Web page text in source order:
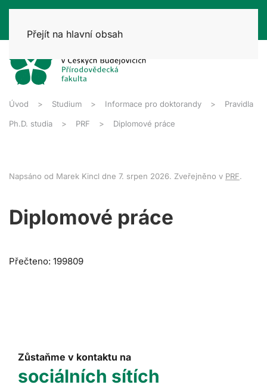
Přejít na hlavní obsah
Úvod Studium Informace pro doktorandy Pravidla
Ph.D. studia PRF Diplomové práce
Napsáno od Marek Kincl dne 7. srpen 2026. Zveřejněno v PRF.
Diplomové práce
Přečteno: 199809
Zůstaňme v kontaktu na
sociálních sítích